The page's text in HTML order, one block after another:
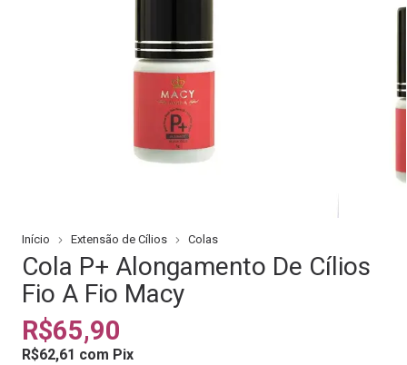
Início Extensão de Cílios Colas
Cola P+ Alongamento De Cílios
Fio A Fio Macy
R$65,90
R$62,61 com Pix